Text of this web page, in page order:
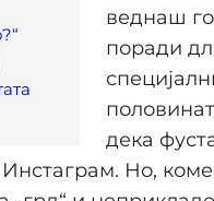
веднаш
поради
дека
Но,